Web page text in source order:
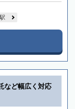
など幅広く対応